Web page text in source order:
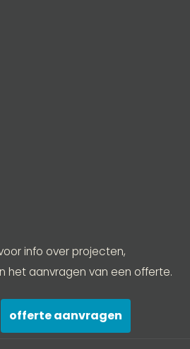
info over projecten,
het aanvragen van een offerte.
offerte aanvragen